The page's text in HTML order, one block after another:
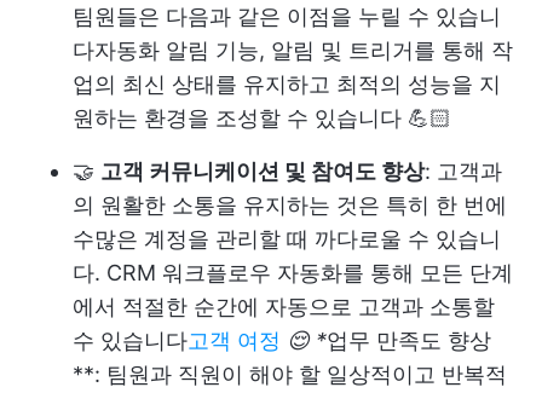
팀원들은 다음과 같은 이점을 누릴 수 있습니
다자동화 알림 기능, 알림 및 트리거를 통해 작
업의 최신 상태를 유지하고 최적의 성능을 지
원하는 환경을 조성할 수 있습니다 💪🏻
🤝 고객 커뮤니케이션 및 참여도 향상: 고객과
의 원활한 소통을 유지하는 것은 특히 한 번에
수많은 계정을 관리할 때 까다로울 수 있습니
다. CRM 워크플로우 자동화를 통해 모든 단계
에서 적절한 순간에 자동으로 고객과 소통할
수 있습니다고객 여정 😌 *업무 만족도 향상
**: 팀원과 직원이 해야 할 일상적이고 반복적